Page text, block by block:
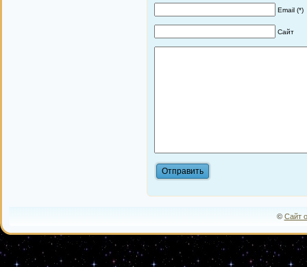
Email (*)
Сайт
© Сайт